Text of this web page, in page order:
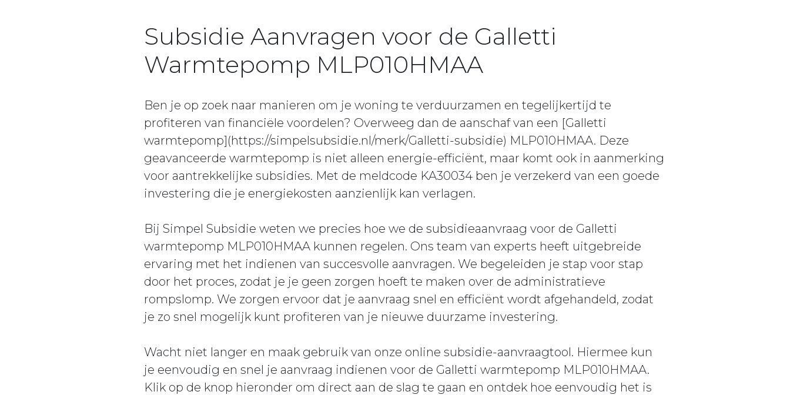
Subsidie Aanvragen voor de Galletti
Warmtepomp MLP010HMAA
Ben je op zoek naar manieren om je woning te verduurzamen en tegelijkertijd te
profiteren van financiële voordelen? Overweeg dan de aanschaf van een [Galletti
warmtepomp](https://simpelsubsidie.nl/merk/Galletti-subsidie) MLP010HMAA. Deze
geavanceerde warmtepomp is niet alleen energie-efficiënt, maar komt ook in aanmerking
voor aantrekkelijke subsidies. Met de meldcode KA30034 ben je verzekerd van een goede
investering die je energiekosten aanzienlijk kan verlagen.
Bij Simpel Subsidie weten we precies hoe we de subsidieaanvraag voor de Galletti
warmtepomp MLP010HMAA kunnen regelen. Ons team van experts heeft uitgebreide
ervaring met het indienen van succesvolle aanvragen. We begeleiden je stap voor stap
door het proces, zodat je je geen zorgen hoeft te maken over de administratieve
rompslomp. We zorgen ervoor dat je aanvraag snel en efficiënt wordt afgehandeld, zodat
je zo snel mogelijk kunt profiteren van je nieuwe duurzame investering.
Wacht niet langer en maak gebruik van onze online subsidie-aanvraagtool. Hiermee kun
je eenvoudig en snel je aanvraag indienen voor de Galletti warmtepomp MLP010HMAA.
Klik op de knop hieronder om direct aan de slag te gaan en ontdek hoe eenvoudig het is